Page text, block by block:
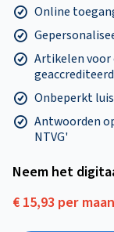
Online
Artikelen
Onbeperkt
Antwoorden
NTVG'
Neem het
€ 15,93 per